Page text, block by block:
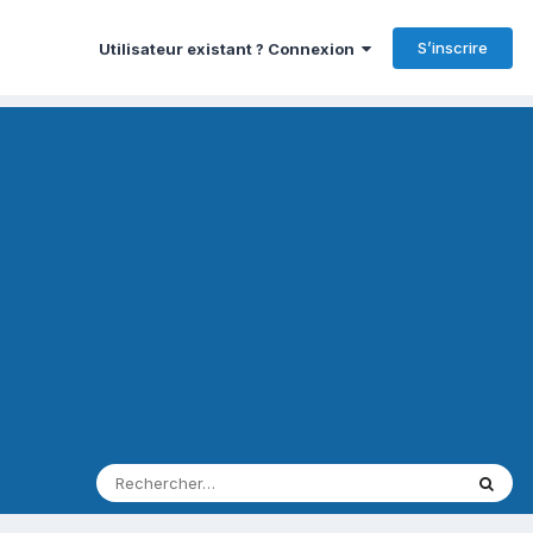
Utilisateur existant ? Connexion S’inscrire